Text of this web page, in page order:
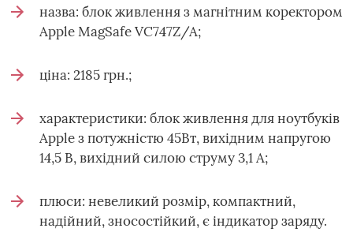
назва: блок живлення з магнітним коректором
Apple MagSafe VC747Z/A;
ціна: 2185 грн.;
характеристики: блок живлення для ноутбуків
Apple з потужністю 45Вт, вихідним напругою
14,5 В, вихідний силою струму 3,1 А;
плюси: невеликий розмір, компактний,
надійний, зносостійкий, є індикатор заряду.